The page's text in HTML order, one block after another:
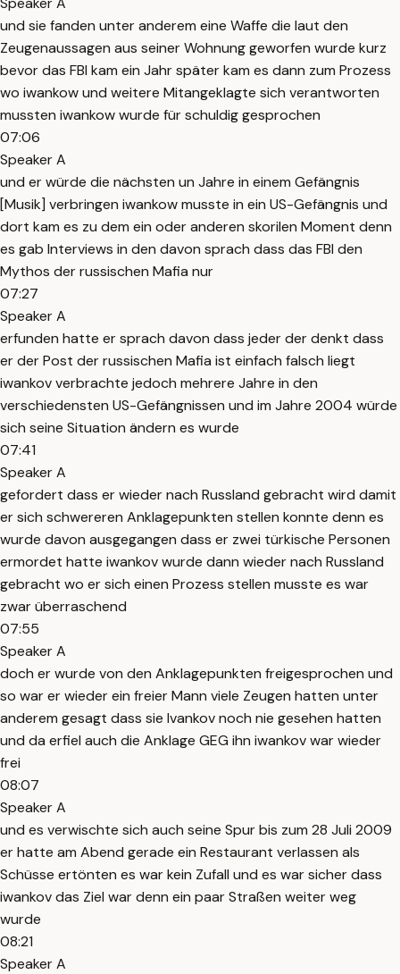
und sie fanden unter anderem eine Waffe die laut den
Zeugenaussagen aus seiner Wohnung geworfen wurde kurz
bevor das FBI kam ein Jahr später kam es dann zum Prozess
wo iwankow und weitere Mitangeklagte sich verantworten
mussten iwankow wurde für schuldig gesprochen
07:06
Speaker A
und er würde die nächsten un Jahre in einem Gefängnis
[Musik] verbringen iwankow musste in ein US-Gefängnis und
dort kam es zu dem ein oder anderen skorilen Moment denn
es gab Interviews in den davon sprach dass das FBI den
Mythos der russischen Mafia nur
07:27
Speaker A
erfunden hatte er sprach davon dass jeder der denkt dass
er der Post der russischen Mafia ist einfach falsch liegt
iwankov verbrachte jedoch mehrere Jahre in den
verschiedensten US-Gefängnissen und im Jahre 2004 würde
sich seine Situation ändern es wurde
07:41
Speaker A
gefordert dass er wieder nach Russland gebracht wird damit
er sich schwereren Anklagepunkten stellen konnte denn es
wurde davon ausgegangen dass er zwei türkische Personen
ermordet hatte iwankov wurde dann wieder nach Russland
gebracht wo er sich einen Prozess stellen musste es war
zwar überraschend
07:55
Speaker A
doch er wurde von den Anklagepunkten freigesprochen und
so war er wieder ein freier Mann viele Zeugen hatten unter
anderem gesagt dass sie Ivankov noch nie gesehen hatten
und da erfiel auch die Anklage GEG ihn iwankov war wieder
frei
08:07
Speaker A
und es verwischte sich auch seine Spur bis zum 28 Juli 2009
er hatte am Abend gerade ein Restaurant verlassen als
Schüsse ertönten es war kein Zufall und es war sicher dass
iwankov das Ziel war denn ein paar Straßen weiter weg
wurde
08:21
Speaker A